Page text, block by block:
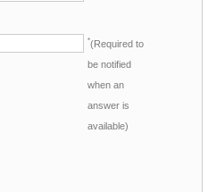
*(Required to
be notified
when an
answer is
available)